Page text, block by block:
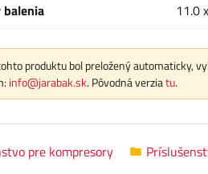
balenia
11.0
produktu bol preložený automaticky,
info@jarabak.sk. Pôvodná verziatu.
pre kompresory